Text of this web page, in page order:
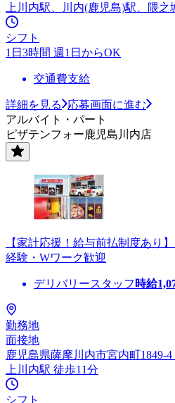
上川内駅、川内(鹿児島)駅、隈之
シフト
1日3時間 週1日からOK
交通費支給
詳細を見る
応募画面に進む
アルバイト・パート
ピザテンフォー鹿児島川内店
【家計応援！給与前払制度あり
経験・Wワーク歓迎
デリバリースタッフ 時給
勤務地
面接地
鹿児島県薩摩川内市宮内町1849-4
上川内駅 徒歩11分
シフト